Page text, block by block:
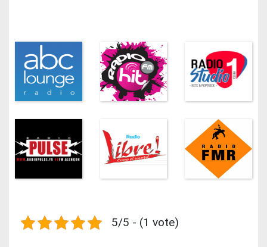
5/5 - (1 vote)